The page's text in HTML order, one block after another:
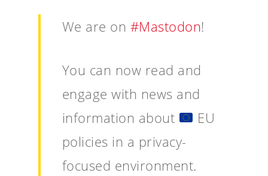
We are on #Mastodon!
You can now read and
engage with news and
information about
EU
policies in a privacy-
focused environment.